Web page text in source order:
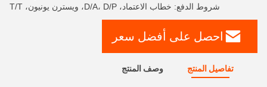
شروط الدفع: خطاب الاعتماد، D/A، D/P، ويسترن يونيون، T/T
احصل على أفضل سعر
تفاصيل المنتج وصف المنتج